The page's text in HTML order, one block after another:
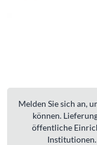
Melden Sie sich an,
können.
öffentliche